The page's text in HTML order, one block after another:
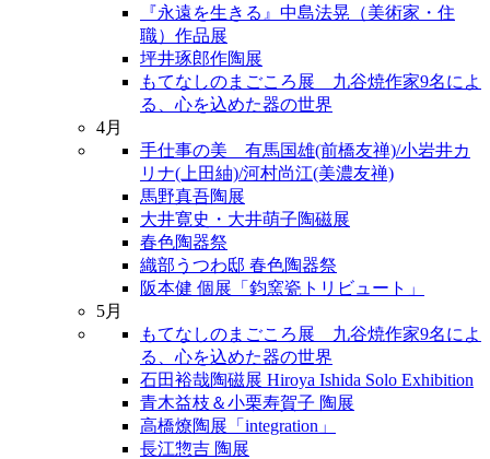
『永遠を生きる』中島法晃（美術家・住
職）作品展
坪井琢郎作陶展
もてなしのまごころ展 九谷焼作家9名によ
る、心を込めた器の世界
4月
手仕事の美 有馬国雄(前橋友禅)/小岩井カ
リナ(上田紬)/河村尚江(美濃友禅)
馬野真吾陶展
大井寛史・大井萌子陶磁展
春色陶器祭
織部うつわ邸 春色陶器祭
阪本健 個展「鈞窯瓷トリビュート」
5月
もてなしのまごころ展 九谷焼作家9名によ
る、心を込めた器の世界
石田裕哉陶磁展 Hiroya Ishida Solo Exhibition
青木益枝＆小栗寿賀子 陶展
高橋燎陶展「integration」
長江惣吉 陶展